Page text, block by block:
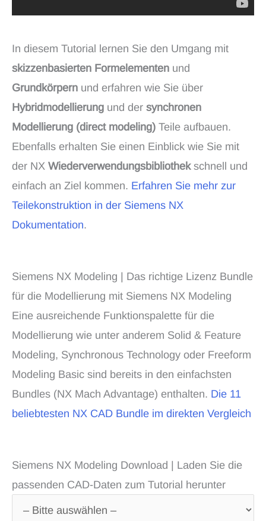
In diesem Tutorial lernen Sie den Umgang mit
skizzenbasierten Formelementen und
Grundkörpern und erfahren wie Sie über
Hybridmodellierung und der synchronen
Modellierung (direct modeling) Teile aufbauen.
Ebenfalls erhalten Sie einen Einblick wie Sie mit
der NX Wiederverwendungsbibliothekschnell und
einfach an Ziel kommen. Erfahren Sie mehr zur
Teilekonstruktion in der Siemens NX
Dokumentation.
Siemens NX Modeling | Das richtige Lizenz Bundle
für die Modellierung mit Siemens NX Modeling
Eine ausreichende Funktionspalette für die
Modellierung wie unter anderem Solid & Feature
Modeling, Synchronous Technology oder Freeform
Modeling Basic sind bereits in den einfachsten
Bundles (NX Mach Advantage) enthalten. Die 11
beliebtesten NX CAD Bundle im direkten Vergleich
Siemens NX Modeling Download | Laden Sie die
passenden CAD-Daten zum Tutorial herunter